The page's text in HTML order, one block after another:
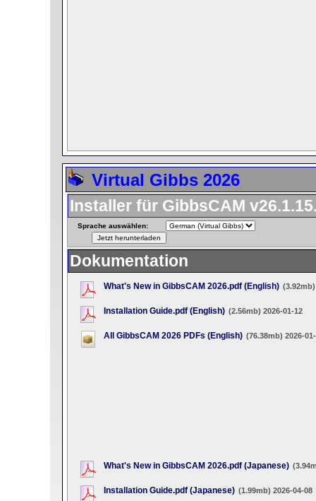
Virtual Gibbs 2026
Installer für GibbsCAM
Sprache auswählen:
Dokumentation
What's New in GibbsCAM 2026.pdf (English)
Installation Guide.pdf (English) (2.56mb) 2026-01-12
All GibbsCAM 2026 PDFs (English) (76.38mb) 2026-
What's New in GibbsCAM 2026.pdf (Japanese)
Installation Guide.pdf (Japanese) (1.99mb) 2026-04-08